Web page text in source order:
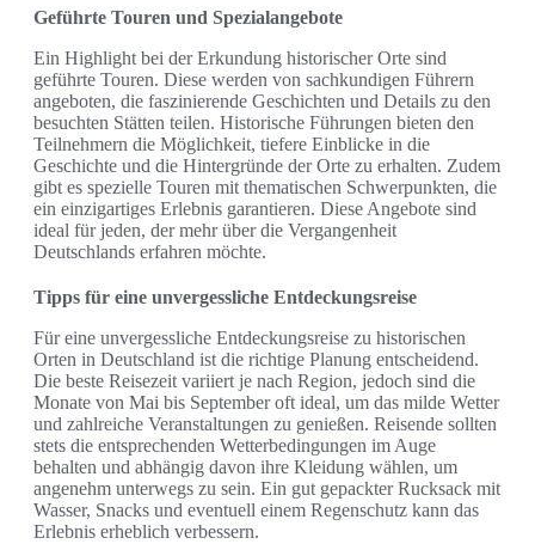
Geführte Touren und Spezialangebote
Ein Highlight bei der Erkundung historischer Orte sind
geführte Touren. Diese werden von sachkundigen Führern
angeboten, die faszinierende Geschichten und Details zu den
besuchten Stätten teilen. Historische Führungen bieten den
Teilnehmern die Möglichkeit, tiefere Einblicke in die
Geschichte und die Hintergründe der Orte zu erhalten. Zudem
gibt es spezielle Touren mit thematischen Schwerpunkten, die
ein einzigartiges Erlebnis garantieren. Diese Angebote sind
ideal für jeden, der mehr über die Vergangenheit
Deutschlands erfahren möchte.
Tipps für eine unvergessliche Entdeckungsreise
Für eine unvergessliche Entdeckungsreise zu historischen
Orten in Deutschland ist die richtige Planung entscheidend.
Die beste Reisezeit variiert je nach Region, jedoch sind die
Monate von Mai bis September oft ideal, um das milde Wetter
und zahlreiche Veranstaltungen zu genießen. Reisende sollten
stets die entsprechenden Wetterbedingungen im Auge
behalten und abhängig davon ihre Kleidung wählen, um
angenehm unterwegs zu sein. Ein gut gepackter Rucksack mit
Wasser, Snacks und eventuell einem Regenschutz kann das
Erlebnis erheblich verbessern.